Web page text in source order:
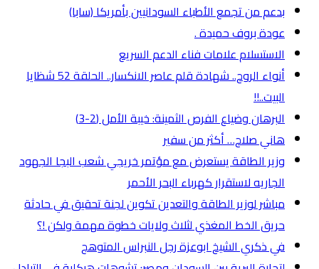
بدعم من تجمع الأطباء السودانيين بأمريكا (سابا)
عودة بروف حميدة .
الاستسلام علامات فناء الدعم السريع
أنواء الروح.. شهادة قلم عاصر الانكسار.. الحلقة 52 شظايا
البيت..!!
البرهان وضياع الفرص الثمينة: خيبة الأمل (2-3)
هاني صلاح… أكثر من سفير
وزير الطاقة يستعرض مع مؤتمر خريجي شعب البجا الجهود
الجاريه لاستقرار كهرباء البحر الأحمر
مباشر لوزير الطاقة والتعدين تكوين لجنة تحقيق في حادثة
حريق الخط المغذي لثلاث ولايات خطوة مهمة ولكن !؟
في ذكري الشيخ ابوعزة رجل النبراس المتوهج